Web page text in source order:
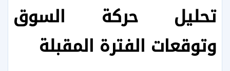
تحليل حركة السوق
وتوقعات الفترة المقبلة